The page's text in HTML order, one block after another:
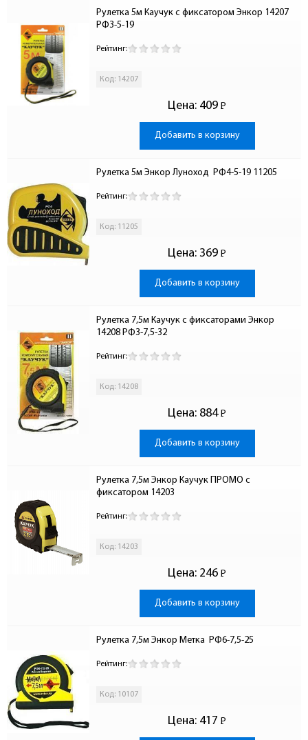
Рулетка 5м Каучук с фиксатором Энкор 14207
РФ3-5-19
Рейтинг:
Код: 14207
Цена: 409 Р
-
Добавить в корзину
Рулетка 5м Энкор Луноход  РФ4-5-19 11205
Рейтинг:
Код: 11205
Цена: 369 Р
-
Добавить в корзину
Рулетка 7,5м Каучук с фиксаторами Энкор
14208 РФ3-7,5-32
Рейтинг:
Код: 14208
Цена: 884 Р
-
Добавить в корзину
Рулетка 7,5м Энкор Каучук ПРОМО с
фиксатором 14203
Рейтинг:
Код: 14203
Цена: 246 Р
-
Добавить в корзину
Рулетка 7,5м Энкор Метка  РФ6-7,5-25
Рейтинг:
Код: 10107
Цена: 417 Р
-